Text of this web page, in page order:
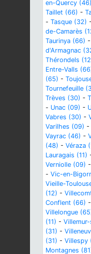
en-Quercy (46)
Taillet (66) -
- Tasque (32) -
de-Camarès
Taurinya (66) -
d'Armagnac
Thérondels
Entre-Valls
(65) -
Tournefeuille
Trèves (30) -
- Unac (09) -
Vabres (30) -
Varilhes (09) -
Vayrac (46) -
(48) - Véraza
Lauragais (11)
Verniolle (09) -
- Vic-en-
Vieille-
(12) -
Conflent (66) -
Villelongue
(11) -
(31) -
(31) - Villespy
Montagnes